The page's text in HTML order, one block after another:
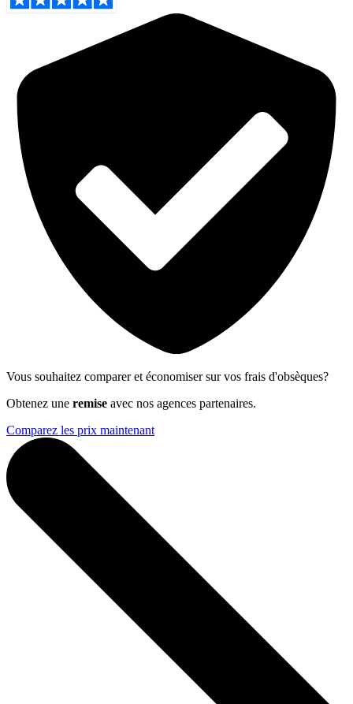
Vous souhaitez comparer et économiser sur vos frais d'obsèques?
Obtenez une remise avec nos agences partenaires.
Comparez les prix maintenant